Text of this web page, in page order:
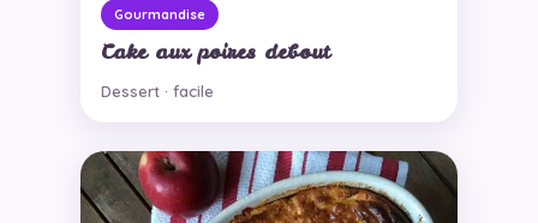
Gourmandise
Cake aux poires debout
Dessert · facile